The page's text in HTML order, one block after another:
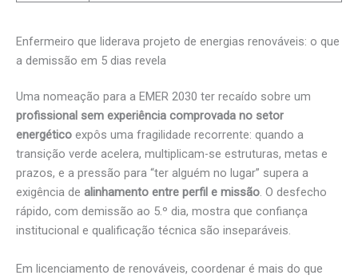
Enfermeiro que liderava projeto de energias renováveis: o que
a demissão em 5 dias revela
Uma nomeação para a EMER 2030 ter recaído sobre um
profissional sem experiência comprovada no setor
energético expôs uma fragilidade recorrente: quando a
transição verde acelera, multiplicam-se estruturas, metas e
prazos, e a pressão para “ter alguém no lugar” supera a
exigência de alinhamento entre perfil e missão. O desfecho
rápido, com demissão ao 5.º dia, mostra que confiança
institucional e qualificação técnica são inseparáveis.
Em licenciamento de renováveis, coordenar é mais do que